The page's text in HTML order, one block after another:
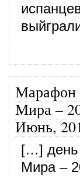
Марафон
Мира –
Июнь,
[…] день
Мира –